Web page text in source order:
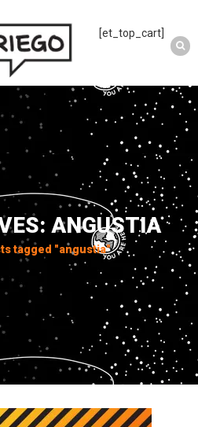
[et_top_cart]
ANGUSTIA
tagged "angustia"